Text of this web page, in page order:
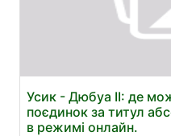
Усик - Дюбуа II: де
поєдинок за титул
в режимі онлайн.